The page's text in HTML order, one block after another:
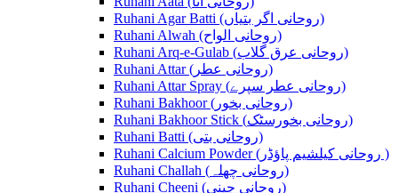
Ruhani Agar Batti (روحانی اگر بتیاں)
Ruhani Alwah (روحانی الواح)
Ruhani Arq-e-Gulab (روحانی عرق گلاب)
Ruhani Attar (روحانی عطر)
Ruhani Attar Spray (روحانی عطر سپرے)
Ruhani Bakhoor (روحانی بخور)
Ruhani Bakhoor Stick (روحانی بخورسٹک)
Ruhani Batti (روحانی بتی)
Ruhani Calcium Powder (روحانی کیلشیم پاؤڈر )
Ruhani Challah (روحانی چھلہ)
Ruhani Cheeni (روحانی چینی)